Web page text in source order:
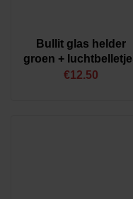
Bullit glas helder
groen +
€12.50